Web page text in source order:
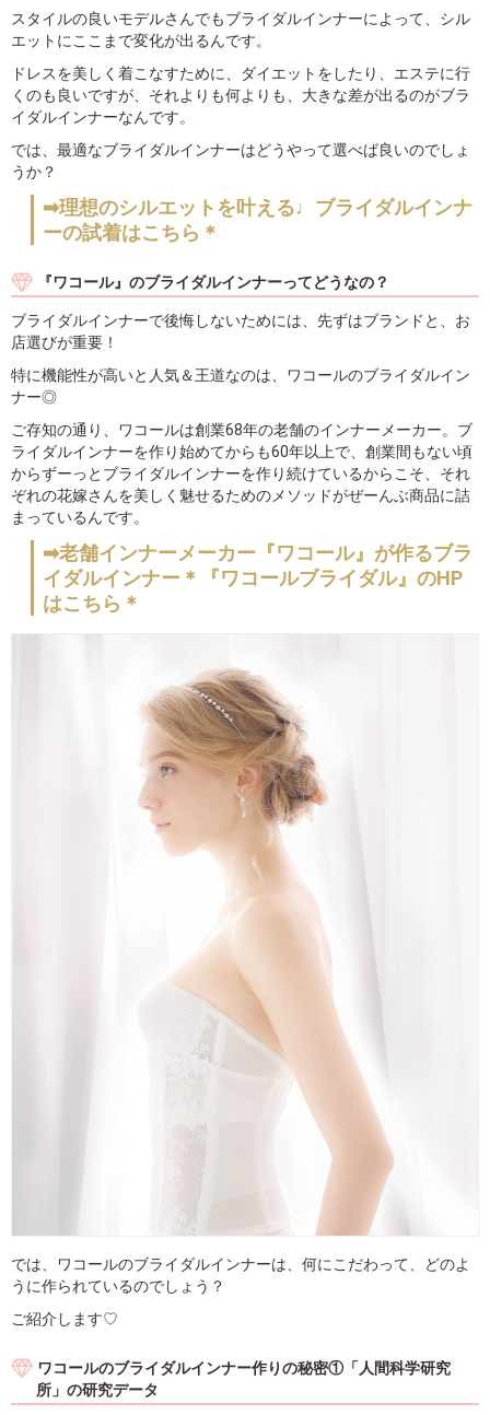
スタイルの良いモデルさんでもブライダルインナーによって、シル
エットにここまで変化が出るんです。
ドレスを美しく着こなすために、ダイエットをしたり、エステに行
くのも良いですが、それよりも何よりも、大きな差が出るのがブラ
イダルインナーなんです。
では、最適なブライダルインナーはどうやって選べば良いのでしょ
うか？
➡理想のシルエットを叶える♩ブライダルインナ
ーの試着はこちら＊
『ワコール』のブライダルインナーってどうなの？
ブライダルインナーで後悔しないためには、先ずはブランドと、お
店選びが重要！
特に機能性が高いと人気＆王道なのは、ワコールのブライダルイン
ナー◎
ご存知の通り、ワコールは創業68年の老舗のインナーメーカー。ブ
ライダルインナーを作り始めてからも60年以上で、創業間もない頃
からずーっとブライダルインナーを作り続けているからこそ、それ
ぞれの花嫁さんを美しく魅せるためのメソッドがぜーんぶ商品に詰
まっているんです。
➡老舗インナーメーカー『ワコール』が作るブラ
イダルインナー＊『ワコールブライダル』のHP
はこちら＊
では、ワコールのブライダルインナーは、何にこだわって、どのよ
うに作られているのでしょう？
ご紹介します♡
ワコールのブライダルインナー作りの秘密①「人間科学研究
所」の研究データ